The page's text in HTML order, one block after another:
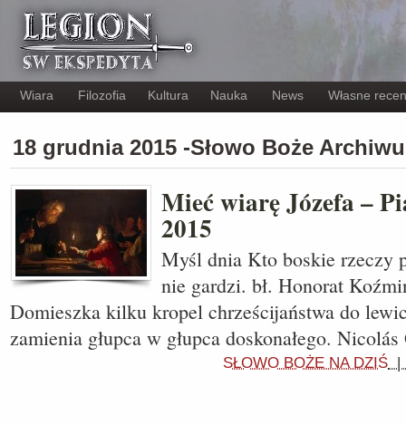
Wiara Filozofia Kultura Nauka News Własne
18 grudnia 2015 -Słowo Boże
Mieć wiarę Józefa –
2015
Myśl dnia Kto boskie rzeczy
nie gardzi. bł. Honorat
Domieszka kilku kropel chrześcijaństwa do
zamienia głupca w głupca doskonałego.
SŁOWO BOŻE NA DZIŚ